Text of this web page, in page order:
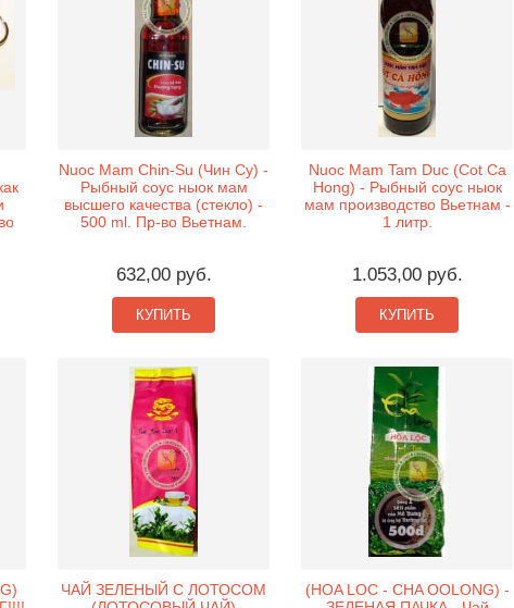
Nuoc Mam Chin-Su (Чин Су) -
Рыбный соус ныок мам
высшего качества (стекло) -
500 ml. Пр-во Вьетнам.
632,00 руб.
КУПИТЬ
Nuoc Mam Tam Duc (Cot Ca
Hong) - Рыбный соус ныок
мам производство Вьетнам -
1 литр.
1.053,00 руб.
КУПИТЬ
ЧАЙ ЗЕЛЕНЫЙ С ЛОТОСОМ
(HOA LOC - CHA OOLONG) -